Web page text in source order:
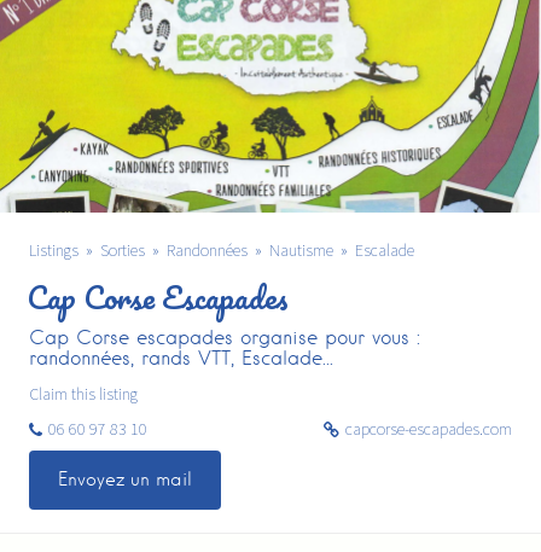
Listings Sorties Randonnées Nautisme Escalade
Cap Corse Escapades
Cap Corse escapades organise pour vous :
randonnées, rands VTT, Escalade...
Claim this listing
06 60 97 83 10
capcorse-escapades.com
Envoyez un mail